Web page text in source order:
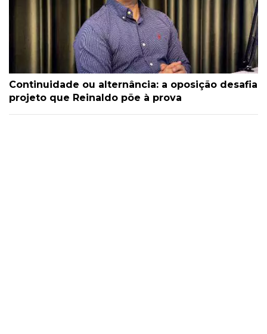
Continuidade ou alternância: a oposição desafia
projeto que Reinaldo põe à prova